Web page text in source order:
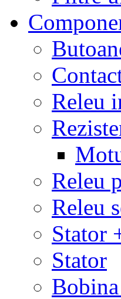
Releu
Releu
Releu
Stator
Stator